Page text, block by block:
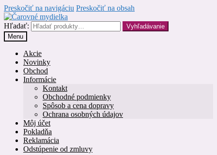
Preskočiť na navigáciu Preskočiť na obsah
Hľadať:
Vyhľadávanie
Menu
Akcie
Novinky
Obchod
Informácie
Kontakt
Obchodné podmienky
Spôsob a cena dopravy
Ochrana osobných údajov
Môj účet
Pokladňa
Reklamácia
Odstúpenie od zmluvy